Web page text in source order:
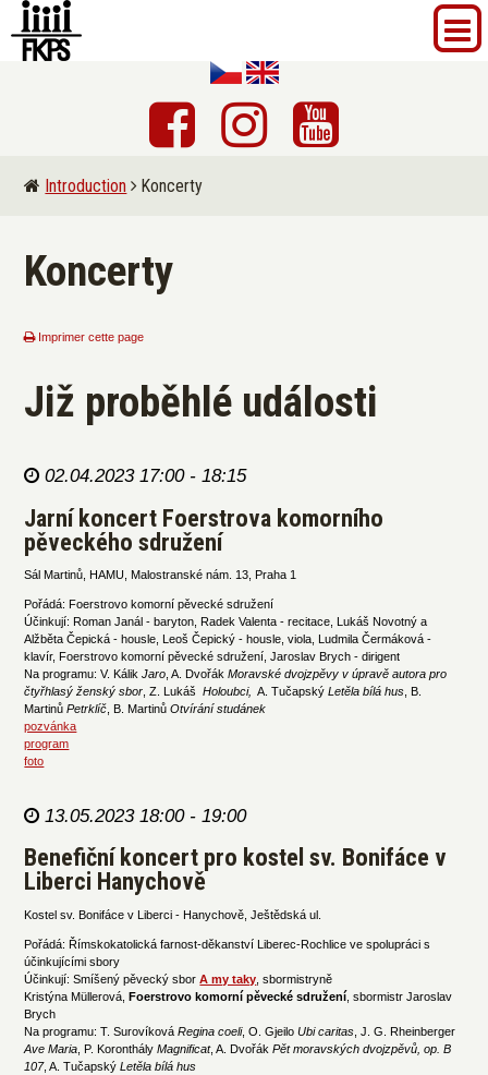
Introduction Koncerty
Koncerty
Imprimer cette page
Již proběhlé události
02.04.2023 17:00 - 18:15
Jarní koncert Foerstrova komorního
pěveckého sdružení
Sál Martinů, HAMU, Malostranské nám. 13, Praha 1
Pořádá: Foerstrovo komorní pěvecké sdružení
Účinkují: Roman Janál - baryton, Radek Valenta - recitace, Lukáš Novotný a
Alžběta Čepická - housle, Leoš Čepický - housle, viola, Ludmila Čermáková -
klavír, Foerstrovo komorní pěvecké sdružení, Jaroslav Brych - dirigent
Na programu: V. KálikJaro , A. DvořákMoravské dvojzpěvy v úpravě autora pro
čtyřhlasý ženský sbor , Z. LukášHoloubci, A. TučapskýLetěla bílá hus , B.
MartinůPetrklíč , B. MartinůOtvírání studánek
pozvánka
program
foto
13.05.2023 18:00 - 19:00
Benefiční koncert pro kostel sv. Bonifáce v
Liberci Hanychově
Kostel sv. Bonifáce v Liberci - Hanychově, Ještědská ul.
Pořádá: Římskokatolická farnost-děkanství Liberec-Rochlice ve spolupráci s
účinkujícími sbory
Účinkují: Smíšený pěvecký sborA my taky , sbormistryně
Kristýna Müllerová,Foerstrovo komorní pěvecké sdružení , sbormistr Jaroslav
Brych
Na programu: T. Surovíková Regina coeli, O. GjeiloUbi caritas , J. G. Rheinberger
Ave Maria , P. KoronthályMagnificat, A. DvořákPět moravských dvojzpěvů, op. B
107, A. TučapskýLetěla bílá hus